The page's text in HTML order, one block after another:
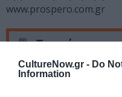
CultureNow.gr - Do
Information
www.prospero.com.gr
Ταυτότητα
Τοποθεσία:KOOKOO